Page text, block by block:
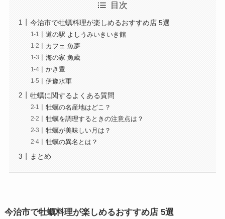
目次
今治市で牡蠣料理が楽しめるおすすめ店 5選
道の駅 よしうみいきいき館
カフェ 魚夢
海の家 魚蔵
かき豊
伊豫水軍
牡蠣に関するよくある質問
牡蠣の名産地はどこ？
牡蠣を調理するときの注意点は？
牡蠣が美味しい月は？
牡蠣の異名とは？
まとめ
今治市で牡蠣料理が楽しめるおすすめ店 5選